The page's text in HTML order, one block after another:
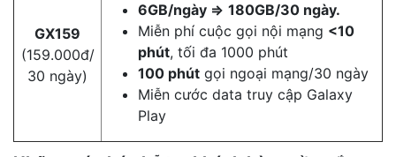
GX159
(159.000đ/
30 ngày)
6GB/ngày => 180GB/30 ngày.
Miễn phí cuộc gọi nội mạng <10
phút, tối đa 1000 phút
100 phút gọi ngoại mạng/30 ngày
Miễn cước data truy cập Galaxy
Play